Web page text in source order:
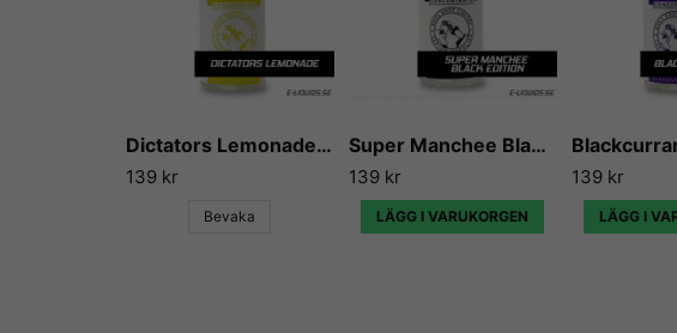
Dictators Lemonade - Flavour Boss
139 kr
Bevaka
Super Manchee Black Edition - Flavour Boss
139 kr
LÄGG I VARUKORGEN
139 kr
LÄGG I